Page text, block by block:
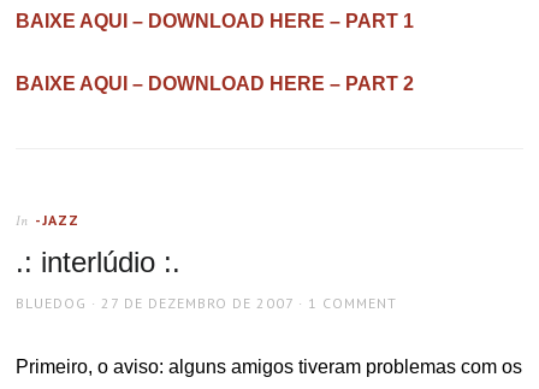
BAIXE AQUI – DOWNLOAD HERE – PART 1
BAIXE AQUI – DOWNLOAD HERE – PART 2
In -JAZZ
.: interlúdio :.
AUTHOR
BLUEDOG
POSTED
27 DE DEZEMBRO DE 2007 1 COMMENT
Primeiro, o aviso: alguns amigos tiveram problemas com os